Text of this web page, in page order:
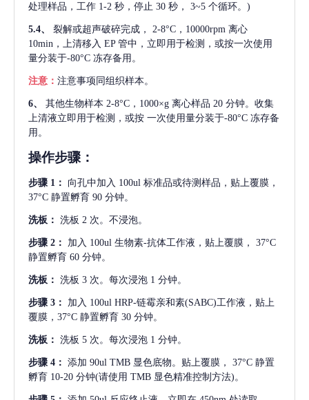
处理样品，工作 1-2 秒，停止 30 秒， 3~5 个循环。)
5.4、 裂解或超声破碎完成，
2-8°C，10000rpm 离心
10min，上清移入 EP 管中，立即用于检测，或按一次使用
量分装于-80°C 冻存备用。
注意： 注意事项同组织样本。
6、 其他生物样本 2-8°C，1000×g 离心样品 20 分钟。收集
上清液立即用于检测，或按 一次使用量分装于-80°C 冻存备
用。
操作步骤：
步骤 1： 向孔中加入 100ul 标准品或待测样品，贴上覆膜，
37°C 静置孵育 90 分钟。
洗板： 洗板 2 次。不浸泡。
步骤 2： 加入 100ul 生物素-抗体工作液，贴上覆膜， 37°C
静置孵育 60 分钟。
洗板： 洗板 3 次。每次浸泡 1 分钟。
步骤 3： 加入 100ul HRP-链霉亲和素(SABC)工作液，贴上
覆膜，37°C 静置孵育 30 分钟。
洗板： 洗板 5 次。每次浸泡 1 分钟。
步骤 4： 添加 90ul TMB 显色底物。贴上覆膜， 37°C 静置
孵育 10-20 分钟(请使用 TMB 显色精准控制方法)。